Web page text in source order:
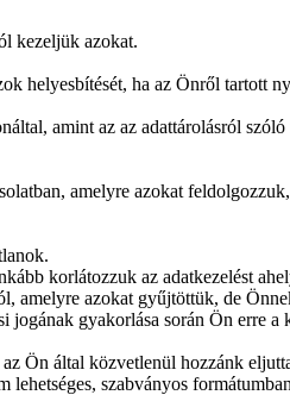
kezeljük azokat.
helyesbítését, ha az Önről tartott
amint az az adattárolásról
amelyre azokat
korlátozzuk az adatkezelést
amelyre azokat gyűjtöttük, de
jogának gyakorlása során Ön erre a
Ön által közvetlenül hozzánk
lehetséges, szabványos